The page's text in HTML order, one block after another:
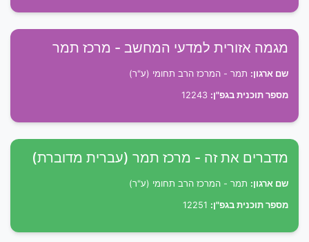
מגמה אזורית למדעי המחשב - מרכז תמר
שם ארגון: תמר - המרכז הרב תחומי (ע"ר)
מספר תוכנית בגפ"ן:
מדברים את זה - מרכז תמר (עברית מדוברת)
שם ארגון: תמר - המרכז הרב תחומי (ע"ר)
מספר תוכנית בגפ"ן: